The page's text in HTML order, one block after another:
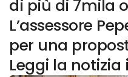
di più di 7mila
L’assessore
per una
Leggi la notizia